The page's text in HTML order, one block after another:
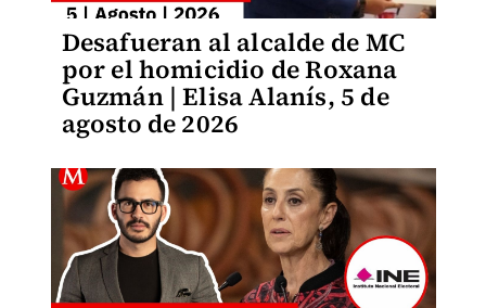
Desafueran al alcalde de MC
por el homicidio de Roxana
Guzmán | Elisa Alanís, 5 de
agosto de 2026